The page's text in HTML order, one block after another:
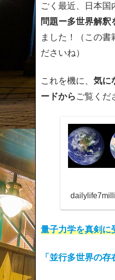
ごく最近、日本国
問題ー多世界解
ました！（この書
ださいね）
これを機に、 気に
ードから ご覧くだ
量子力学を真剣に
「並行多世界の